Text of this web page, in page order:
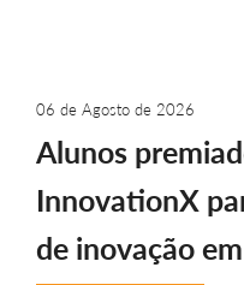
06 de Agosto de 2026
Alunos
InnovationX
de inovação